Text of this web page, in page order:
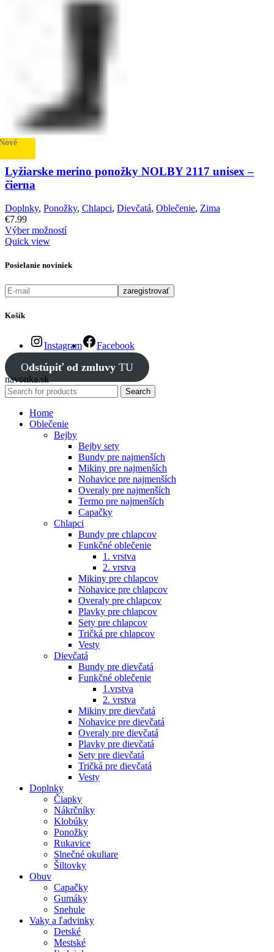
Lyžiarske merino ponožky NOLBY 2117 unisex –
čierna
Doplnky, Ponožky, Chlapci, Dievčatá, Oblečenie, Zima
€7.99
Výber možností
Quick view
Posielanie noviniek
Košík
Instagram Facebook
Odstúpiť od zmluvy TU
navonka.sk
Search
Home
Oblečenie
Bejby
Bejby sety
Bundy pre najmenších
Mikiny pre najmenších
Nohavice pre najmenších
Overaly pre najmenších
Termo pre najmenších
Capačky
Chlapci
Bundy pre chlapcov
Funkčné oblečenie
1. vrstva
2. vrstva
Mikiny pre chlapcov
Nohavice pre chlapcov
Overaly pre chlapcov
Plavky pre chlapcov
Sety pre chlapcov
Tričká pre chlapcov
Vesty
Dievčatá
Bundy pre dievčatá
Funkčné oblečenie
1.vrstva
2. vrstva
Mikiny pre dievčatá
Nohavice pre dievčatá
Overaly pre dievčatá
Plavky pre dievčatá
Sety pre dievčatá
Tričká pre dievčatá
Vesty
Doplnky
Čiapky
Nákrčníky
Klobúky
Ponožky
Rukavice
Slnečné okuliare
Šiltovky
Obuv
Capačky
Gumáky
Snehule
Vaky a ľadvinky
Detské
Mestské